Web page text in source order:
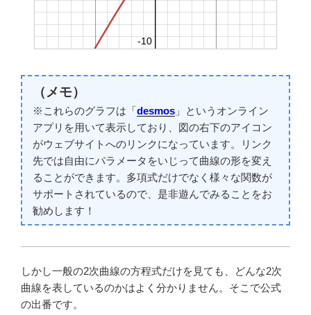
（メモ）
※これらのグラフは「desmos 」というオンライン
アプリを用いて表示しており、図の右下のアイコン
がウェブサイトへのリンクになっています。リンク
先では自由にパラメータをいじって曲線の形を変え
ることができます。多項式だけでなく様々な関数が
サポートされているので、是非遊んでみることをお
勧めします！
しかし一般の2次曲線の方程式だけを見ても、どんな2次
曲線を表しているのかはよく分かりません。そこで公式
の出番です。